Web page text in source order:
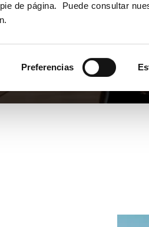
de página. Puede consultar
Preferencias